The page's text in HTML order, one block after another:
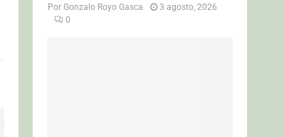
PorGonzalo Royo Gasca
3 agosto, 2026
0